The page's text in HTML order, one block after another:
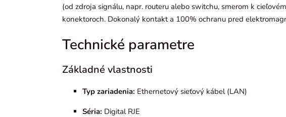
(od zdroja signálu, napr. routeru alebo switchu, smerom k
konektoroch. Dokonalý kontakt a 100% ochranu pred
Technické parametre
Základné vlastnosti
Typ zariadenia: Ethernetový sieťový kábel (LAN)
Séria: Digital RJE